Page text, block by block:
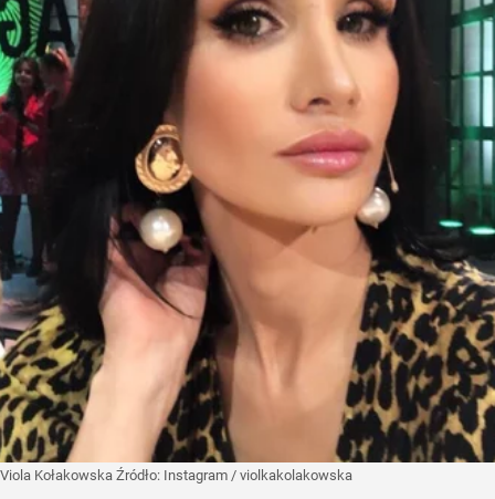
Viola Kołakowska Źródło: Instagram / violkakolakowska